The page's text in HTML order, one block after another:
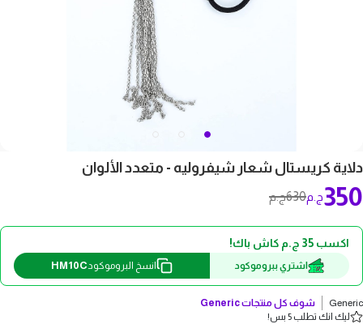
دلاية كريستال شعار شيفروليه - متعدد الألوان
630ج.م 350ج.م
اكسب 35 ج.م كاش باك!
اشتري ببروموكود انسخ البروموكود HM10C
Generic شوف كل منتجاتGeneric
ليك انك تطلب 5 بس!